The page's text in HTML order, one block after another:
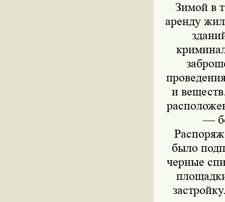
Зимой в
аренду
и
—
было
черные